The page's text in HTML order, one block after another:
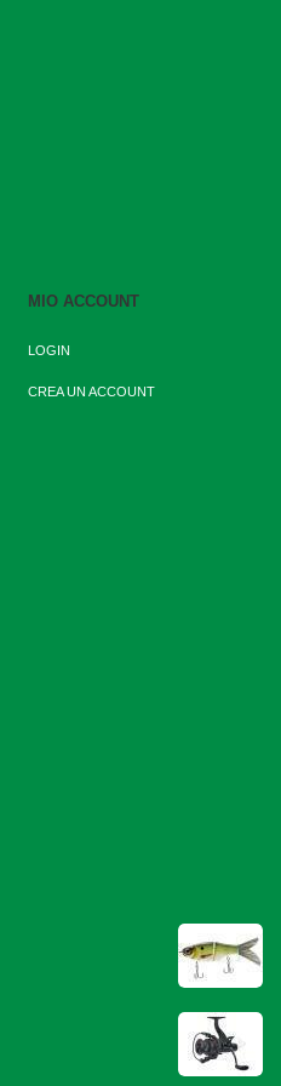
MIO ACCOUNT
LOGIN
CREA UN ACCOUNT